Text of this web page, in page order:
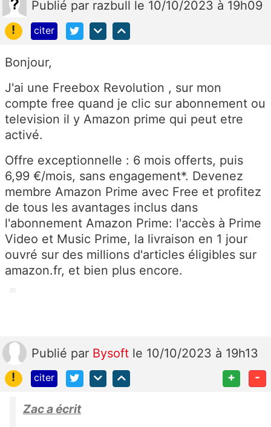
Publié par razbull le 10/10/2023 à 19h09
!
citer
Bonjour,
J'ai une Freebox Revolution , sur mon
compte free quand je clic sur abonnement ou
television il y Amazon prime qui peut etre
activé.
Offre exceptionnelle : 6 mois offerts, puis
6,99 €/mois, sans engagement*. Devenez
membre Amazon Prime avec Free et profitez
de tous les avantages inclus dans
l'abonnement Amazon Prime: l'accès à Prime
Video et Music Prime, la livraison en 1 jour
ouvré sur des millions d'articles éligibles sur
amazon.fr, et bien plus encore.
Publié par Bysoft le 10/10/2023 à 19h13
!
citer + -
Zac a écrit